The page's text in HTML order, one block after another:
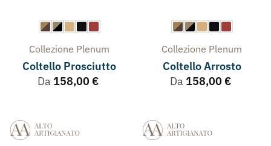
Collezione Plenum
Coltello Prosciutto
Da 158,00 €
Collezione Plenum
Coltello Arrosto
Da 158,00 €